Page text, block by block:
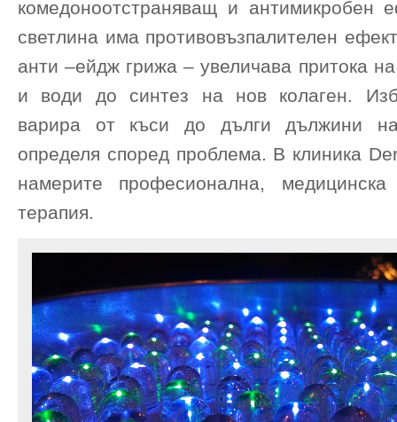
комедоноотстраняващ и антимикробен
светлина има противовъзпалителен
анти –ейдж грижа – увеличава притока
и води до синтез на нов колаген.
варира от къси до дълги дължини
определя според проблема. В клиника
намерите професионална,
терапия.